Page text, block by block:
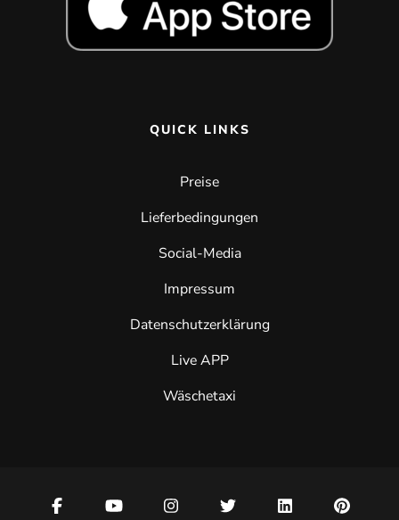
QUICK LINKS
Preise
Lieferbedingungen
Social-Media
Impressum
Datenschutzerklärung
Live APP
Wäschetaxi